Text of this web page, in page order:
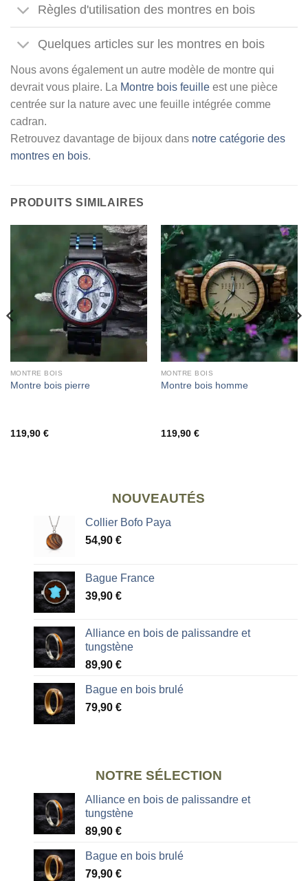
Règles d'utilisation des montres en bois
Quelques articles sur les montres en bois
Nous avons également un autre modèle de montre qui
devrait vous plaire. La Montre bois feuille est une pièce
centrée sur la nature avec une feuille intégrée comme
cadran.
Retrouvez davantage de bijoux dans notre catégorie des
montres en bois.
PRODUITS SIMILAIRES
MONTRE BOIS
Montre bois pierre
119,90 €
MONTRE BOIS
Montre bois homme
119,90 €
NOUVEAUTÉS
Collier Bofo Paya
54,90 €
Bague France
39,90 €
Alliance en bois de palissandre et
tungstène
89,90 €
Bague en bois brulé
79,90 €
NOTRE SÉLECTION
Alliance en bois de palissandre et
tungstène
89,90 €
Bague en bois brulé
79,90 €